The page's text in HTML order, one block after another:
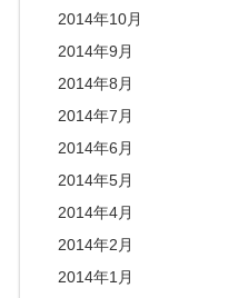
2014年10月
2014年9月
2014年8月
2014年7月
2014年6月
2014年5月
2014年4月
2014年2月
2014年1月